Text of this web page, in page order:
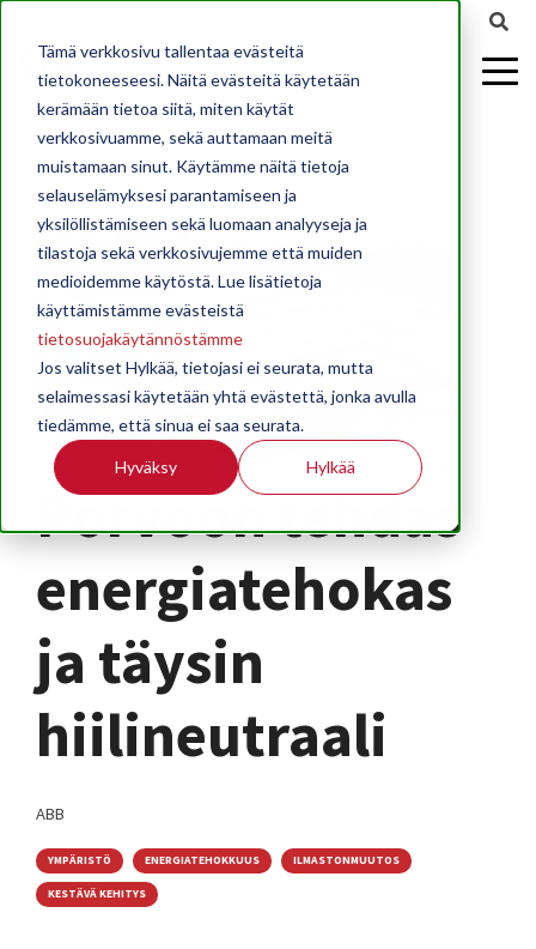
Tämä verkkosivu tallentaa evästeitä
tietokoneeseesi. Näitä evästeitä käytetään
kerämään tietoa siitä, miten käytät
verkkosivuamme, sekä auttamaan meitä
muistamaan sinut. Käytämme näitä tietoja
selauselämyksesi parantamiseen ja
yksilöllistämiseen sekä luomaan analyyseja ja
tilastoja sekä verkkosivujemme että muiden
medioidemme käytöstä. Lue lisätietoja
käyttämistämme evästeistä
tietosuojakäytännöstämme
Jos valitset Hylkää, tietojasi ei seurata, mutta
selaimessasi käytetään yhtä evästettä, jonka avulla
tiedämme, että sinua ei saa seurata.
Hyväksy Hylkää
Porvoon tehdas
energiatehokas
ja täysin
hiilineutraali
ABB
YMPÄRISTÖ ENERGIATEHOKKUUS ILMASTONMUUTOS
KESTÄVÄ KEHITYS